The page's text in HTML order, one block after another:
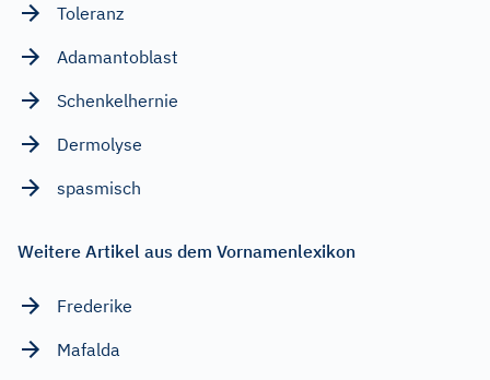
Toleranz
Adamantoblast
Schenkelhernie
Dermolyse
spasmisch
Weitere Artikel aus dem Vornamenlexikon
Frederike
Mafalda